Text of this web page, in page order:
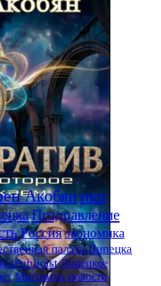
Акобяннко
Поздравление
Россияэкономика
палата Липецка
Липецкое
Мигранты новости